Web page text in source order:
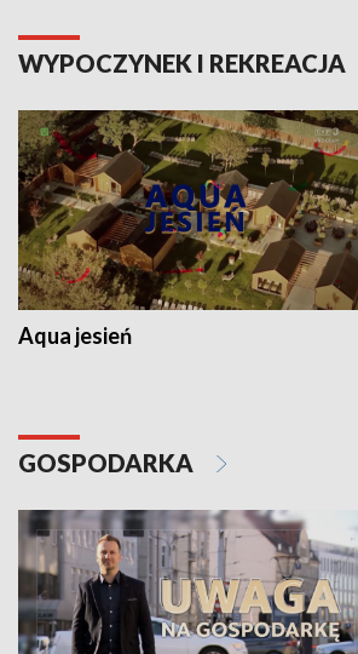
WYPOCZYNEK I REKREACJA
Aqua jesień
GOSPODARKA